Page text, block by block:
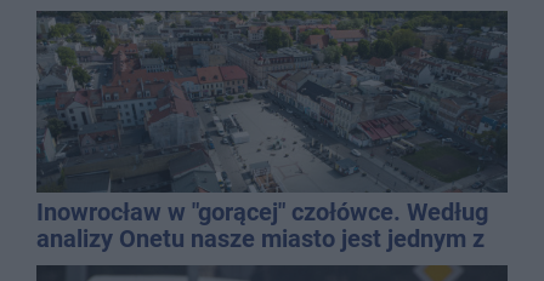
Inowrocław w "gorącej" czołówce. Według
analizy Onetu nasze miasto jest jednym z
najbardziej narażonych na upały